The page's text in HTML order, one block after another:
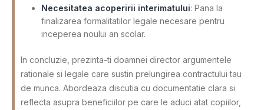
Necesitatea acoperirii interimatului: Pana la
finalizarea formalitatilor legale necesare pentru
inceperea noului an scolar.
In concluzie, prezinta-ti doamnei director argumentele
rationale si legale care sustin prelungirea contractului tau
de munca. Abordeaza discutia cu documentatie clara si
reflecta asupra beneficiilor pe care le aduci atat copiilor,